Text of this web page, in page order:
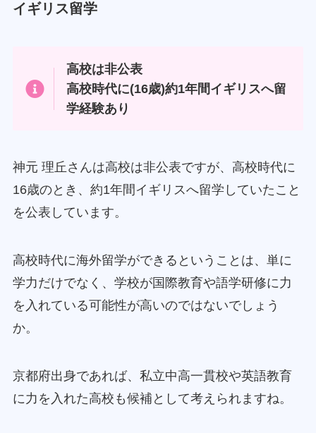
イギリス留学
高校は非公表
高校時代に(16歳)約1年間イギリスへ留
学経験あり
神元 理丘さんは高校は非公表ですが、高校時代に
16歳のとき、約1年間イギリスへ留学していたこと
を公表しています。
高校時代に海外留学ができるということは、単に
学力だけでなく、学校が国際教育や語学研修に力
を入れている可能性が高いのではないでしょう
か。
京都府出身であれば、私立中高一貫校や英語教育
に力を入れた高校も候補として考えられますね。